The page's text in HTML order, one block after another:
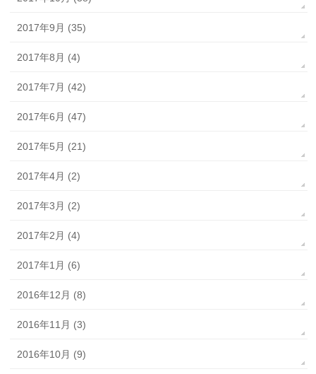
2017年9月 (35)
2017年8月 (4)
2017年7月 (42)
2017年6月 (47)
2017年5月 (21)
2017年4月 (2)
2017年3月 (2)
2017年2月 (4)
2017年1月 (6)
2016年12月 (8)
2016年11月 (3)
2016年10月 (9)